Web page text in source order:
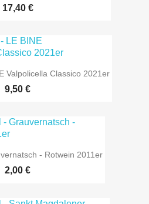
17,40 €
Valpolicella Classico 2021er
9,50 €
- Rotwein 2011er
2,00 €